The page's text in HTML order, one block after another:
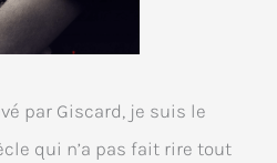
par Giscard, je suis le
qui n’a pas fait rire tout